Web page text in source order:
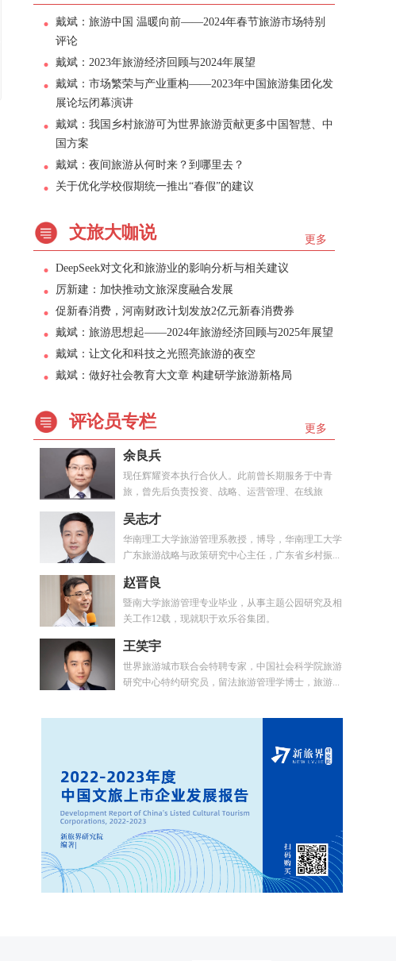
戴斌：旅游中国 温暖向前——2024年春节旅游市场特别
评论
戴斌：2023年旅游经济回顾与2024年展望
戴斌：市场繁荣与产业重构——2023年中国旅游集团化发
展论坛闭幕演讲
戴斌：我国乡村旅游可为世界旅游贡献更多中国智慧、中
国方案
戴斌：夜间旅游从何时来？到哪里去？
关于优化学校假期统一推出“春假”的建议
更多
文旅大咖说
DeepSeek对文化和旅游业的影响分析与相关建议
厉新建：加快推动文旅深度融合发展
促新春消费，河南财政计划发放2亿元新春消费券
戴斌：旅游思想起——2024年旅游经济回顾与2025年展望
戴斌：让文化和科技之光照亮旅游的夜空
戴斌：做好社会教育大文章 构建研学旅游新格局
更多
评论员专栏
余良兵
现任辉耀资本执行合伙人。此前曾长期服务于中青
旅，曾先后负责投资、战略、运营管理、在线旅
吴志才
华南理工大学旅游管理系教授，博导，华南理工大学
广东旅游战略与政策研究中心主任，广东省乡村振...
赵晋良
暨南大学旅游管理专业毕业，从事主题公园研究及相
关工作12载，现就职于欢乐谷集团。
王笑宇
世界旅游城市联合会特聘专家，中国社会科学院旅游
研究中心特约研究员，留法旅游管理学博士，旅游...